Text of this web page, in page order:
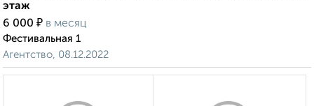
этаж
6 000 ₽ в месяц
Фестивальная 1
Агентство, 08.12.2022